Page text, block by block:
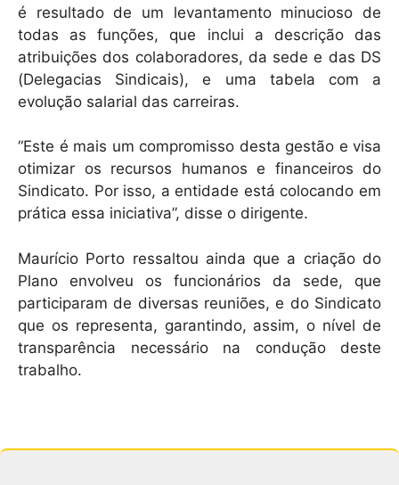
é resultado de um levantamento minucioso de
todas as funções, que inclui a descrição das
atribuições dos colaboradores, da sede e das DS
(Delegacias Sindicais), e uma tabela com a
evolução salarial das carreiras.
“Este é mais um compromisso desta gestão e visa
otimizar os recursos humanos e financeiros do
Sindicato. Por isso, a entidade está colocando em
prática essa iniciativa”, disse o dirigente.
Maurício Porto ressaltou ainda que a criação do
Plano envolveu os funcionários da sede, que
participaram de diversas reuniões, e do Sindicato
que os representa, garantindo, assim, o nível de
transparência necessário na condução deste
trabalho.